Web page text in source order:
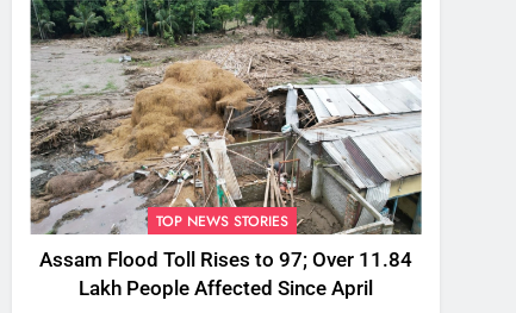
TOP NEWS STORIES
Assam Flood Toll Rises to 97; Over 11.84
Lakh People Affected Since April